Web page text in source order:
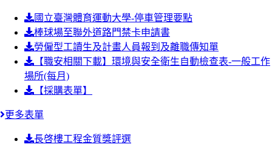
國立臺灣體育運動大學-停車管理要點
棒球場至聯外道路門禁卡申請書
勞僱型工讀生及計畫人員報到及離職傳知單
【職安相關下載】環境與安全衛生自動檢查表-一般工作
場所(每月)
【採購表單】
更多表單
長啓樓工程金質獎評選